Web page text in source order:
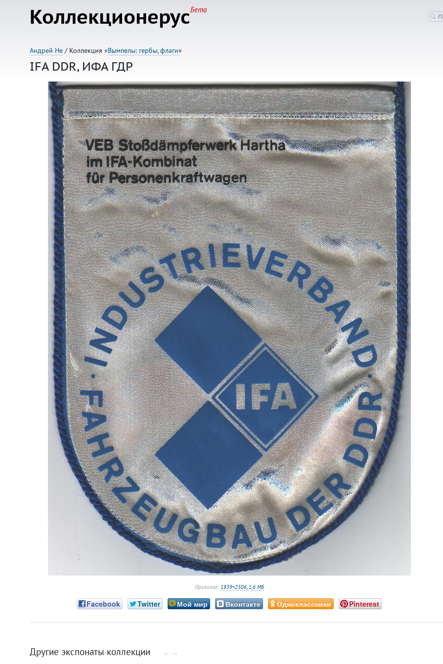
КоллекционерусБета
Андрей Не / Коллекция «Вымпелы: гербы, флаги»
IFA DDR, ИФА ГДР
Оригинал: 1839×2506, 1,6 МБ
Facebook Twitter Мой мир Вконтакте Одноклассники Pinterest
Другие экспонаты коллекции ← →